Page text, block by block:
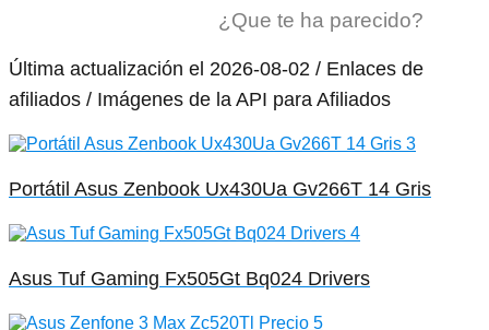
¿Que te ha parecido?
Última actualización el 2026-08-02 / Enlaces de
afiliados / Imágenes de la API para Afiliados
Portátil Asus Zenbook Ux430Ua Gv266T 14 Gris
Asus Tuf Gaming Fx505Gt Bq024 Drivers